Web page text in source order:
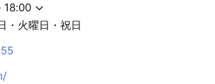
18:00
・火曜日・祝日